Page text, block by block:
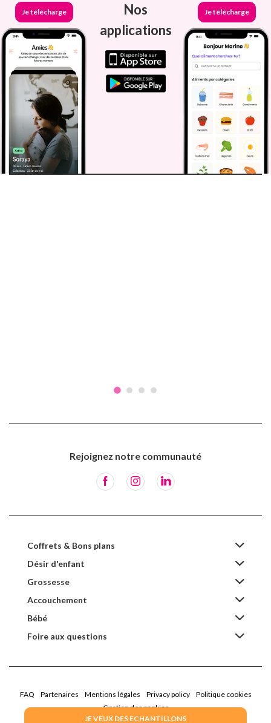
JE VEUX DES ECHANTILLONS
Je télécharge
Nos
applications
Je télécharge
Rejoignez notre communauté
Coffrets & Bons plans
Désir d'enfant
Grossesse
Accouchement
Bébé
Foire aux questions
FAQ Partenaires Mentions légales Privacy policy
Politique cookies
Gestion des cookies